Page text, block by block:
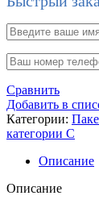
Сравнить
Добавить в
Категории:
категории C
Описание
Описание